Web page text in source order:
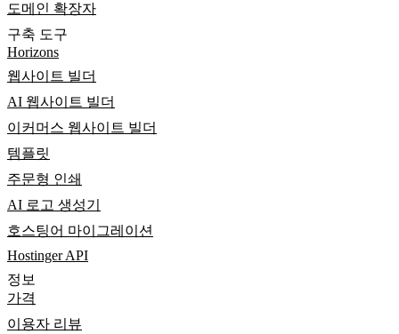
도메인 확장자
구축 도구
Horizons
웹사이트 빌더
AI 웹사이트 빌더
이커머스 웹사이트 빌더
템플릿
주문형 인쇄
AI 로고 생성기
호스팅어 마이그레이션
Hostinger API
정보
가격
이용자 리뷰